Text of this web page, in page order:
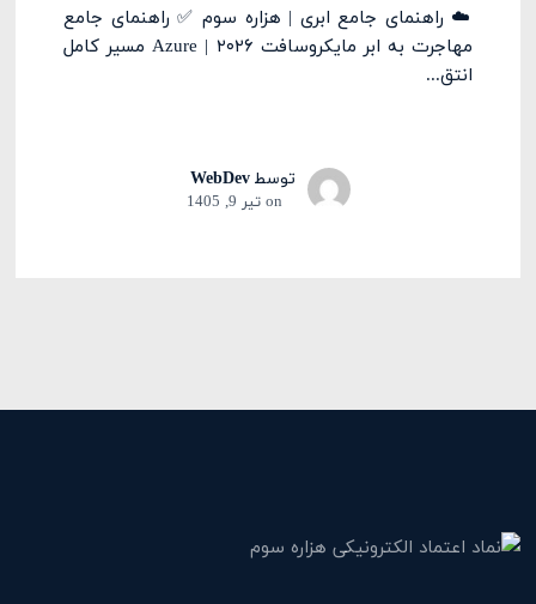
☁️ راهنمای جامع ابری | هزاره سوم ✅ راهنمای جامع
مهاجرت به ابر مایکروسافت Azure | ۲۰۲۶ مسیر کامل
انتق...
توسطWebDev
on تیر 9, 1405